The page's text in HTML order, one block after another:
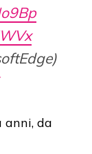
anni, da